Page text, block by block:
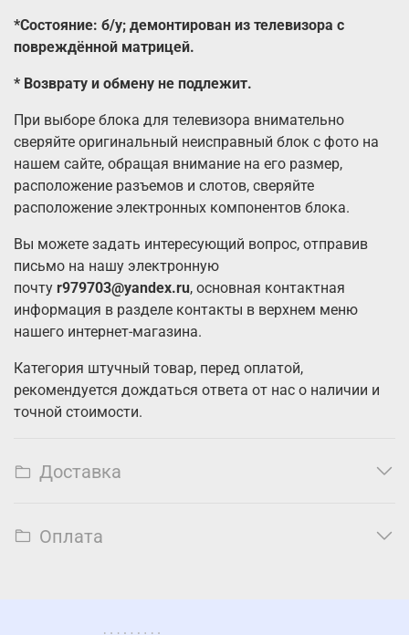
*Состояние: б/у; демонтирован из телевизора с
повреждённой матрицей.
* Возврату и обмену не подлежит.
При выборе блока для телевизора внимательно
сверяйте оригинальный неисправный блок с фото на
нашем сайте, обращая внимание на его размер,
расположение разъемов и слотов, сверяйте
расположение электронных компонентов блока.
Вы можете задать интересующий вопрос, отправив
письмо на нашу электронную
почту r979703@yandex.ru, основная контактная
информация в разделе контакты в верхнем меню
нашего интернет-магазина.
Категория штучный товар, перед оплатой,
рекомендуется дождаться ответа от нас о наличии и
точной стоимости.
Доставка
Оплата